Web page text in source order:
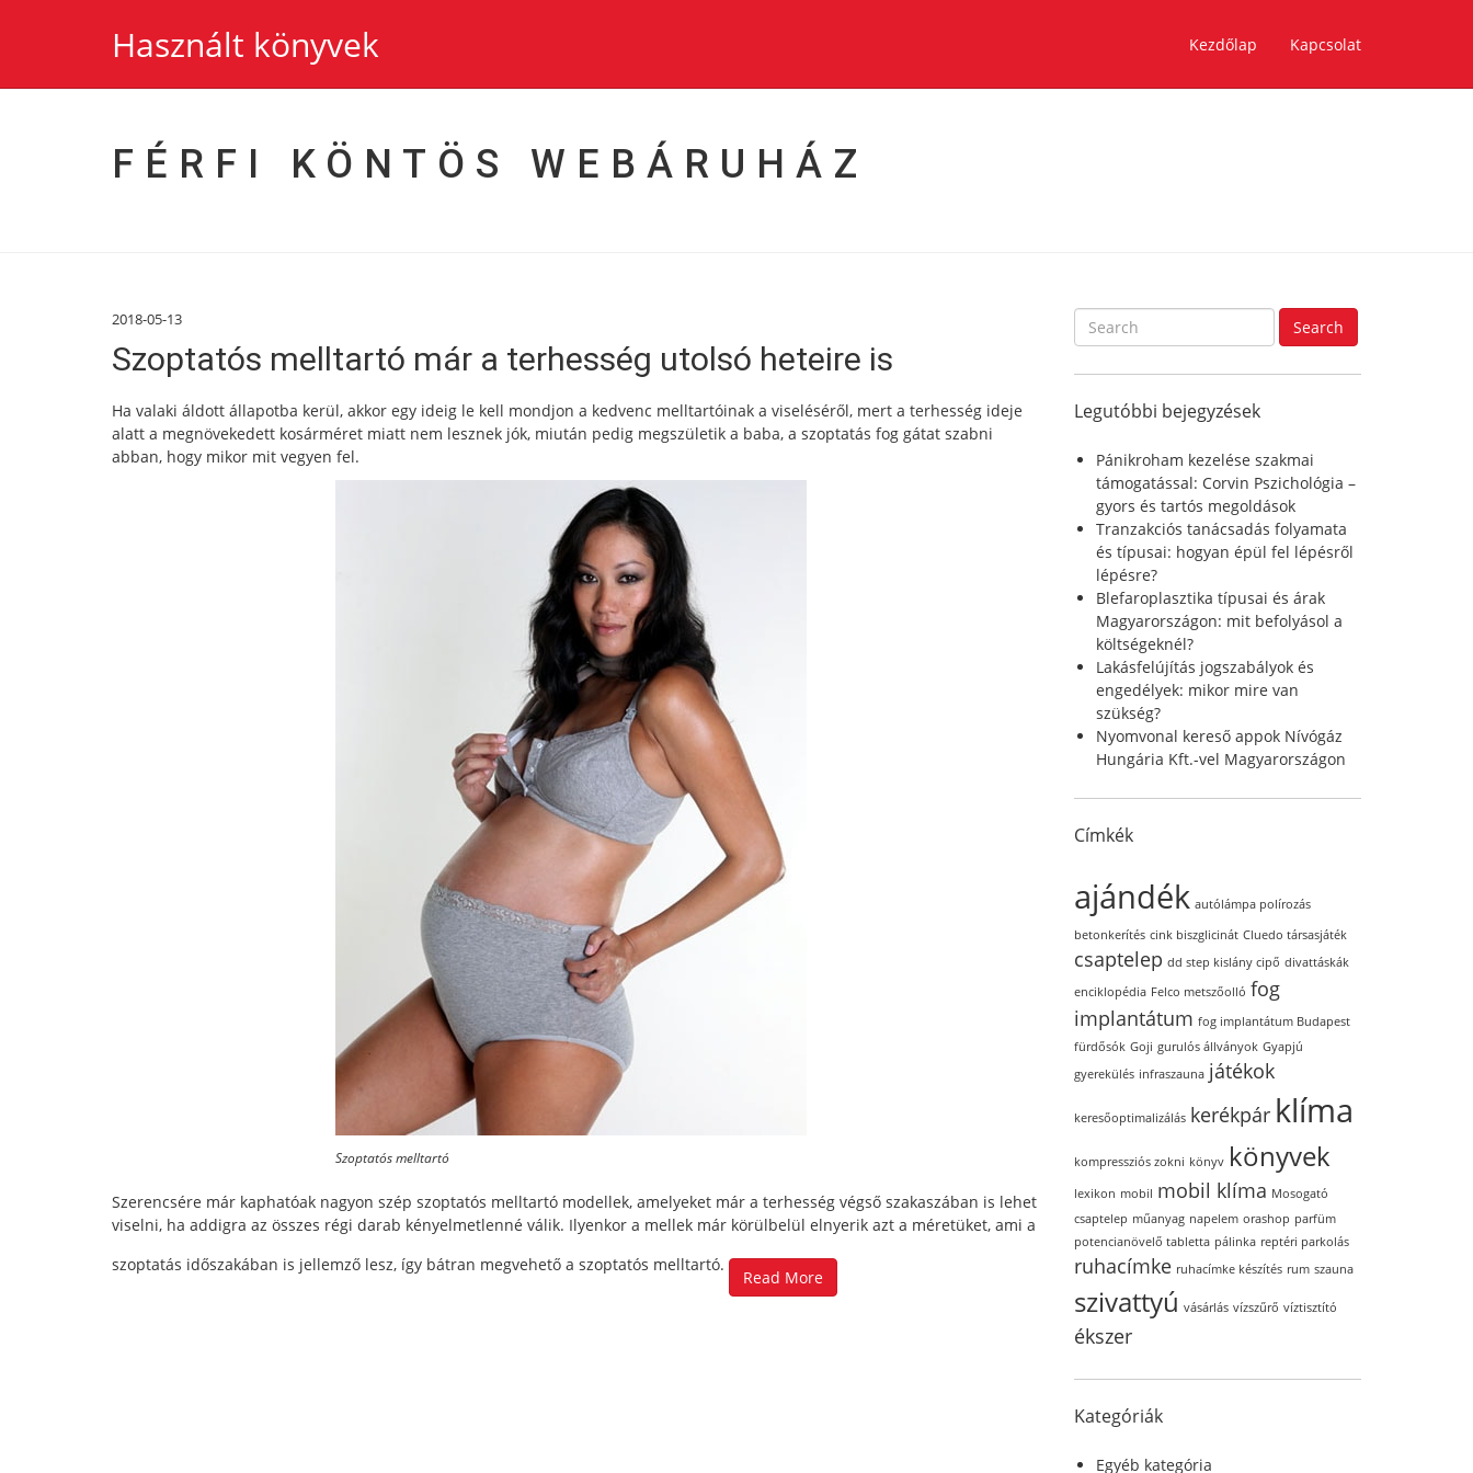
Használt könyvek Kezdőlap Kapcsolat
FÉRFI KÖNTÖS WEBÁRUHÁZ
2018-05-13
Szoptatós melltartó már a terhesség utolsó heteire is
Ha valaki áldott állapotba kerül, akkor egy ideig le kell mondjon a kedvenc melltartóinak a viseléséről, mert a terhesség ideje
alatt a megnövekedett kosárméret miatt nem lesznek jók, miután pedig megszületik a baba, a szoptatás fog gátat szabni
abban, hogy mikor mit vegyen fel.
Szoptatós melltartó
Szerencsére már kaphatóak nagyon szép szoptatós melltartó modellek, amelyeket már a terhesség végső szakaszában is lehet
viselni, ha addigra az összes régi darab kényelmetlenné válik. Ilyenkor a mellek már körülbelül elnyerik azt a méretüket, ami a
szoptatás időszakában is jellemző lesz, így bátran megvehető a szoptatós melltartó.
Read More
S
e
c
f
Search
Legutóbbi bejegyzések
Pánikroham kezelése szakmai
támogatással: Corvin Pszichológia –
gyors és tartós megoldások
Tranzakciós tanácsadás folyamata
és típusai: hogyan épül fel lépésről
lépésre?
Blefaroplasztika típusai és árak
Magyarországon: mit befolyásol a
költségeknél?
Lakásfelújítás jogszabályok és
engedélyek: mikor mire van
szükség?
Nyomvonal kereső appok Nívógáz
Hungária Kft.-vel Magyarországon
Címkék
ajándék autólámpa polírozás
betonkerítés cink biszglicinát Cluedo társasjáték
csaptelep dd step kislány cipő divattáskák
enciklopédia Felco metszőolló fog
implantátum fog implantátum Budapest
fürdősók Goji gurulós állványok Gyapjú
gyerekülés infraszauna játékok
keresőoptimalizálás kerékpár klíma
kompressziós zokni könyv könyvek
lexikon mobil mobil klíma Mosogató
csaptelep műanyag napelem orashop parfüm
potencianövelő tabletta pálinka reptéri parkolás
ruhacímke ruhacímke készítés rum szauna
szivattyú vásárlás vízszűrő víztisztító
ékszer
Kategóriák
Egyéb kategória